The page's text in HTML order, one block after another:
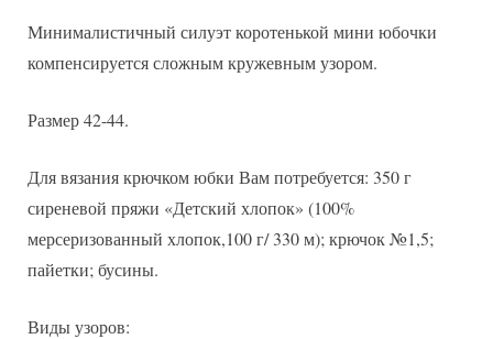
Минималистичный силуэт коротенькой мини юбочки
компенсируется сложным кружевным узором.
Размер 42-44.
Для вязания крючком юбки Вам потребуется: 350 г
сиреневой пряжи «Детский хлопок» (100%
мерсеризованный хлопок,100 г/ 330 м); крючок №1,5;
пайетки; бусины.
Виды узоров: